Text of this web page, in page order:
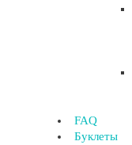
FAQ
Буклеты